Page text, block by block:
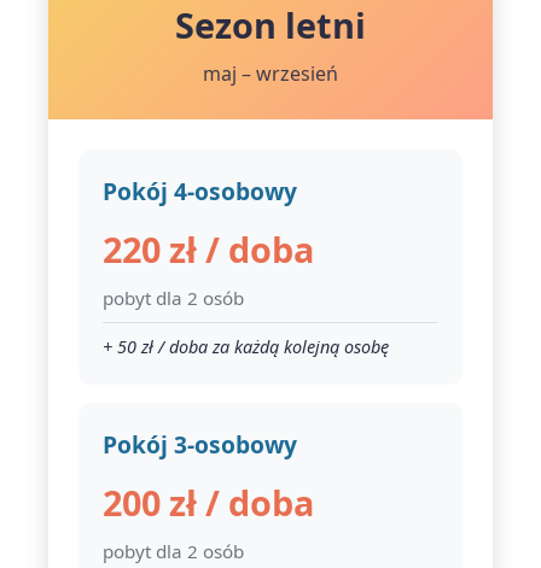
Sezon letni
maj – wrzesień
Pokój 4-osobowy
220 zł / doba
pobyt dla 2 osób
+ 50 zł / doba za każdą kolejną osobę
Pokój 3-osobowy
200 zł / doba
pobyt dla 2 osób